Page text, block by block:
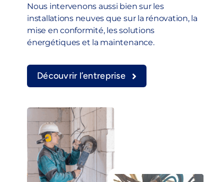
Nous intervenons aussi bien sur les
installations neuves que sur la rénovation, la
mise en conformité, les solutions
énergétiques et la maintenance.
Découvrir l’entreprise